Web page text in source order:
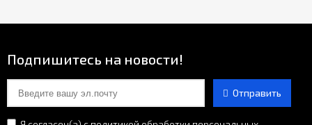
Подпишитесь на новости!
Отправить